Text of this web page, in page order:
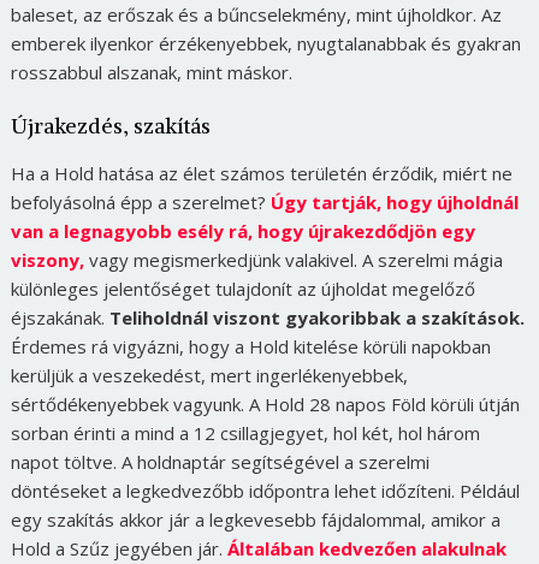
baleset, az erőszak és a bűncselekmény, mint újholdkor. Az
emberek ilyenkor érzékenyebbek, nyugtalanabbak és gyakran
rosszabbul alszanak, mint máskor.
Újrakezdés, szakítás
Ha a Hold hatása az élet számos területén érződik, miért ne
befolyásolná épp a szerelmet? Úgy tartják, hogy újholdnál
van a legnagyobb esély rá, hogy újrakezdődjön egy
viszony,vagy megismerkedjünk valakivel. A szerelmi mágia
különleges jelentőséget tulajdonít az újholdat megelőző
éjszakának. Teliholdnál viszont gyakoribbak a szakítások.
Érdemes rá vigyázni, hogy a Hold kitelése körüli napokban
kerüljük a veszekedést, mert ingerlékenyebbek,
sértődékenyebbek vagyunk. A Hold 28 napos Föld körüli útján
sorban érinti a mind a 12 csillagjegyet, hol két, hol három
napot töltve. A holdnaptár segítségével a szerelmi
döntéseket a legkedvezőbb időpontra lehet időzíteni. Például
egy szakítás akkor jár a legkevesebb fájdalommal, amikor a
Hold a Szűz jegyében jár. Általában kedvezően alakulnak